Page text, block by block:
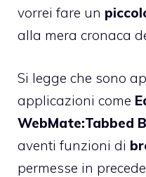
vorrei fare un
alla mera cronaca
Si legge che sono
applicazioni come
WebMate:Tabbed
aventi funzioni di
permesse in